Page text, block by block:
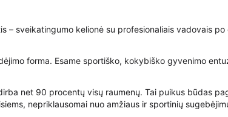
– sveikatingumo kelionė su profesionaliais vadovais
forma. Esame sportiško, kokybiško gyvenimo
net 90 procentų visų raumenų. Tai puikus būdas
nepriklausomai nuo amžiaus ir sportinių